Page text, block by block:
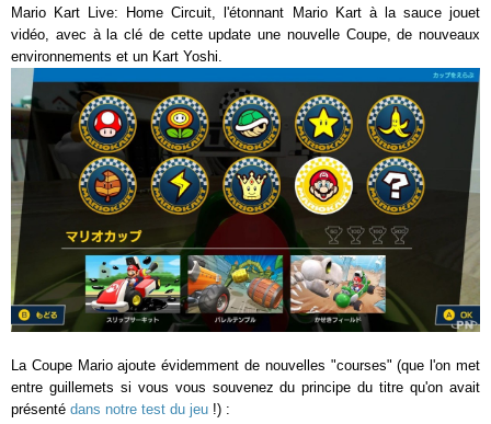
Mario Kart Live: Home Circuit, l'étonnant Mario Kart à la sauce jouet
vidéo, avec à la clé de cette update une nouvelle Coupe, de nouveaux
environnements et un Kart Yoshi.
La Coupe Mario ajoute évidemment de nouvelles "courses" (que l'on met
entre guillemets si vous vous souvenez du principe du titre qu'on avait
présenté dans notre test du jeu !) :